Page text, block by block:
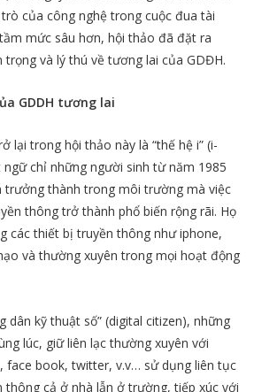
của công nghệ trong cuộc đua tài
mức sâu hơn, hội thảo đã đặt ra
trọng và lý thú về tương lai của GDĐH.
GDDH tương lai
lại trong hội thảo này là “thế hệ i” (i-
chỉ những người sinh từ năm 1985
trưởng thành trong môi trường mà việc
thông trở thành phổ biến rộng rãi. Họ
các thiết bị truyền thông như iphone,
và thường xuyên trong mọi hoạt động
dân kỹ thuật số” (digital citizen), những
lúc, giữ liên lạc thường xuyên với
face book, twitter, v.v… sử dụng liên tục
thông cả ở nhà lẫn ở trường, tiếp xúc với